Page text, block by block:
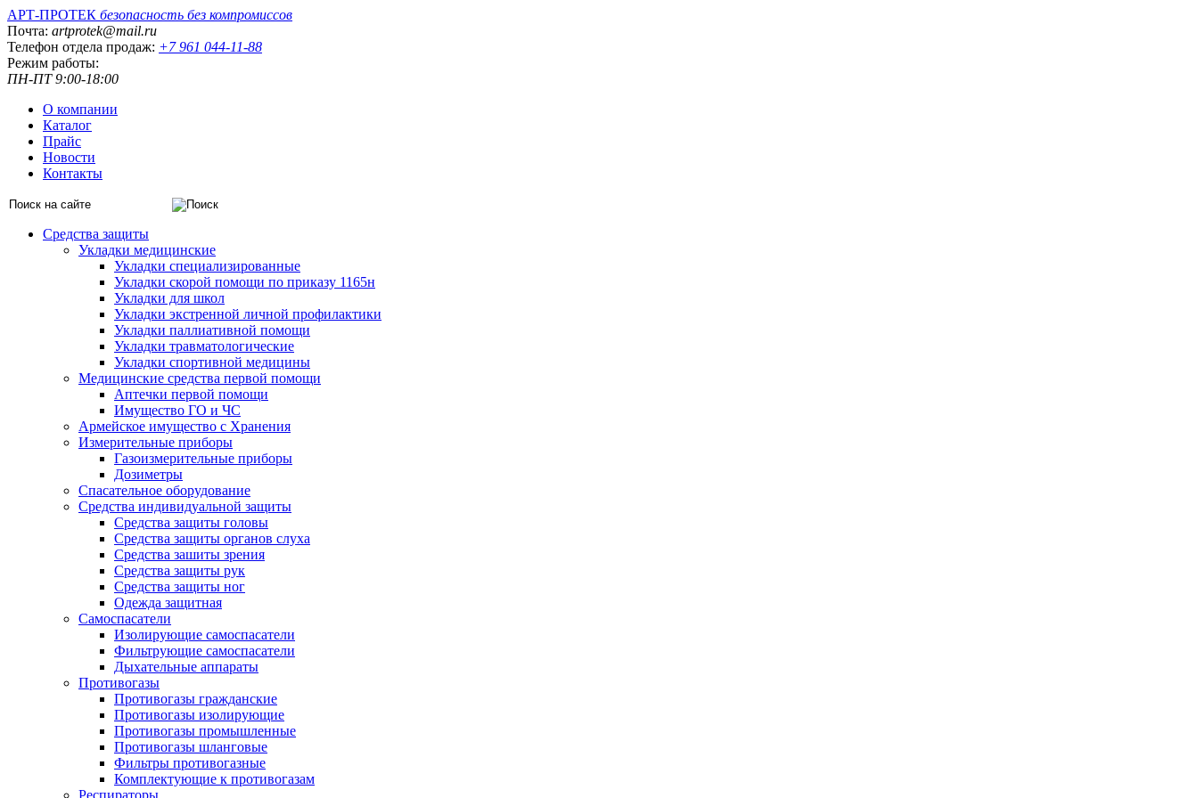
АРТ-ПРОТЕК безопасность без компромиссов
Почта: artprotek@mail.ru
Телефон отдела продаж: +7 961 044-11-88
Режим работы:
ПН-ПТ 9:00-18:00
О компании
Каталог
Прайс
Новости
Контакты
Средства защиты
Укладки медицинские
Укладки специализированные
Укладки скорой помощи по приказу 1165н
Укладки для школ
Укладки экстренной личной профилактики
Укладки паллиативной помощи
Укладки травматологические
Укладки спортивной медицины
Медицинские средства первой помощи
Аптечки первой помощи
Имущество ГО и ЧС
Армейское имущество с Хранения
Измерительные приборы
Газоизмерительные приборы
Дозиметры
Спасательное оборудование
Средства индивидуальной защиты
Средства защиты головы
Средства защиты органов слуха
Средства зашиты зрения
Средства защиты рук
Средства защиты ног
Одежда защитная
Самоспасатели
Изолирующие самоспасатели
Фильтрующие самоспасатели
Дыхательные аппараты
Противогазы
Противогазы гражданские
Противогазы изолирующие
Противогазы промышленные
Противогазы шланговые
Фильтры противогазные
Комплектующие к противогазам
Респираторы